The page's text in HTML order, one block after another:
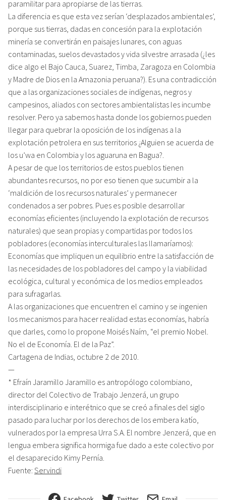
paramilitar para apropiarse de las tierras.
La diferencia es que esta vez serían ‘desplazados ambientales’,
porque sus tierras, dadas en concesión para la explotación
minería se convertirán en paisajes lunares, con aguas
contaminadas, suelos devastados y vida silvestre arrasada (¿les
dice algo el Bajo Cauca, Suarez, Timba, Zaragoza en Colombia
y Madre de Dios en la Amazonia peruana?). Es una contradicción
que a las organizaciones sociales de indígenas, negros y
campesinos, aliados con sectores ambientalistas les incumbe
resolver. Pero ya sabemos hasta donde los gobiernos pueden
llegar para quebrar la oposición de los indígenas a la
explotación petrolera en sus territorios ¿Alguien se acuerda de
los u’wa en Colombia y los aguaruna en Bagua?.
A pesar de que los territorios de estos pueblos tienen
abundantes recursos, no por eso tienen que sucumbir a la
‘maldición de los recursos naturales’ y permanecer
condenados a ser pobres. Pues es posible desarrollar
economías eficientes (incluyendo la explotación de recursos
naturales) que sean propias y compartidas por todos los
pobladores (economías interculturales las llamaríamos):
Economías que impliquen un equilibrio entre la satisfacción de
las necesidades de los pobladores del campo y la viabilidad
ecológica, cultural y económica de los medios empleados
para sufragarlas.
A las organizaciones que encuentren el camino y se ingenien
los mecanismos para hacer realidad estas economías, habría
que darles, como lo propone Moisés Naím, “el premio Nobel.
No el de Economía. El de la Paz”.
Cartagena de Indias, octubre 2 de 2010.
—
* Efraín Jaramillo Jaramillo es antropólogo colombiano,
director del Colectivo de Trabajo Jenzerá, un grupo
interdisciplinario e interétnico que se creó a finales del siglo
pasado para luchar por los derechos de los embera katío,
vulnerados por la empresa Urra S.A. El nombre Jenzerá, que en
lengua embera significa hormiga fue dado a este colectivo por
el desaparecido Kimy Pernía.
Fuente: Servindi